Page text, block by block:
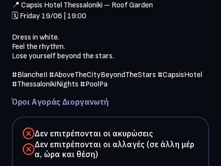
📍 Capsis Hotel Thessaloniki – Roof Garden
🗓 Friday 19/06 | 19:00
Dress in white.
Feel the rhythm.
Lose yourself beyond the stars.
#BlancheII #AboveTheCityBeyondTheStars #CapsisHotel
#ThessalonikiNights #PoolPa
Όροι Αγοράς Διοργανωτή
Δεν επιτρέπονται οι ακυρώσεις
Δεν επιτρέπονται οι αλλαγές (σε άλλη μέρ
α, ώρα και θέση)